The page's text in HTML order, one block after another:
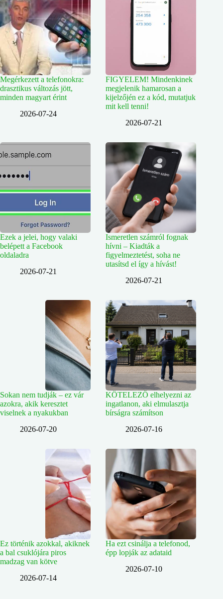
Megérkezett a telefonokra:
drasztikus változás jött,
minden magyart érint
2026-07-24
FIGYELEM! Mindenkinek
megjelenik hamarosan a
kijelzőjén ez a kód, mutatjuk
mit kell tenni!
2026-07-21
Ezek a jelei, hogy valaki
belépett a Facebook
oldaladra
2026-07-21
Ismeretlen számról fognak
hívni – Kiadták a
figyelmeztetést, soha ne
utasítsd el így a hívást!
2026-07-21
Sokan nem tudják – ez vár
azokra, akik keresztet
viselnek a nyakukban
2026-07-20
KÖTELEZŐ elhelyezni az
ingatlanon, aki elmulasztja
bírságra számítson
2026-07-16
Ez történik azokkal, akiknek
a bal csuklójára piros
madzag van kötve
2026-07-14
Ha ezt csinálja a telefonod,
épp lopják az adataid
2026-07-10